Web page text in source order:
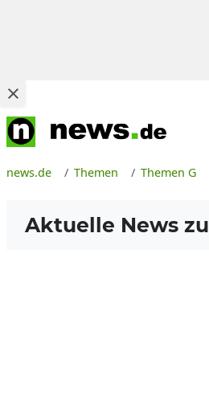
news.de Themen Themen G
Aktuelle News zu